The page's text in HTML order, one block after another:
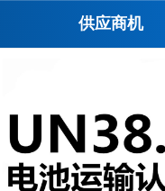
供应商机